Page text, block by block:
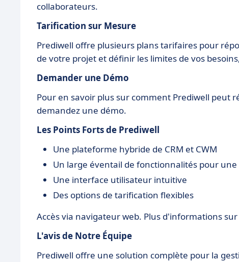
collaborateurs.
Tarification sur Mesure
Prediwell offre plusieurs plans tarifaires pour
de votre projet et définir les limites de vos
Demander une Démo
Pour en savoir plus sur comment Prediwell peut
demandez une démo.
Les Points Forts de Prediwell
Une plateforme hybride de CRM et CWM
Un large éventail de fonctionnalités pour
Une interface utilisateur intuitive
Des options de tarification flexibles
Accès via navigateur web. Plus d'informations
L'avis de Notre Équipe
Prediwell offre une solution complète pour la